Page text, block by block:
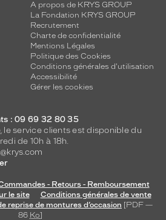
A propos de KRYS GROUP
La Fondation KRYS GROUP
Recrutement
Charte de confidentialité
Mentions Légales
Politique des Cookies
Conditions générales d'utilisation
Accessibilité
Gérer les cookies
: 09 69 32 80 35
le service clients est disponible du
de 10h à 18h.
- Retours - Remboursement
le site
Conditions générales de vente
reprise de montures d’occasion [PDF —
86 Ko]